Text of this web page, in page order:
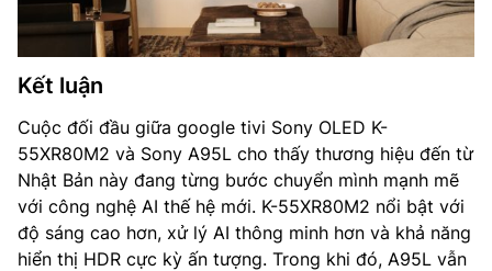
Kết luận
Cuộc đối đầu giữa google tivi Sony OLED K-
55XR80M2 và Sony A95L cho thấy thương hiệu đến từ
Nhật Bản này đang từng bước chuyển mình mạnh mẽ
với công nghệ AI thế hệ mới. K-55XR80M2 nổi bật với
độ sáng cao hơn, xử lý AI thông minh hơn và khả năng
hiển thị HDR cực kỳ ấn tượng. Trong khi đó, A95L vẫn